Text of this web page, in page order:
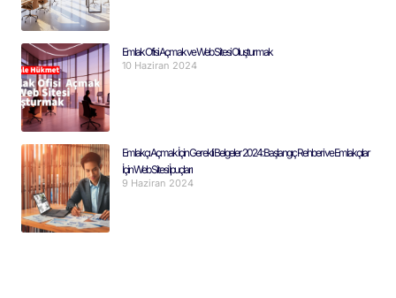
Emlak Ofisi Açmak ve Web Sitesi Oluşturmak
10 Haziran 2024
Emlakçı Açmak İçin Gerekli Belgeler 2024: Başlangıç Rehberi ve Emlakçılar
İçin Web Sitesi İpuçları
9 Haziran 2024